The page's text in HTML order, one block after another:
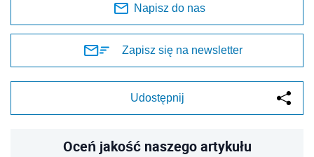
Napisz do nas
Zapisz się na newsletter
Udostępnij
Oceń jakość naszego artykułu